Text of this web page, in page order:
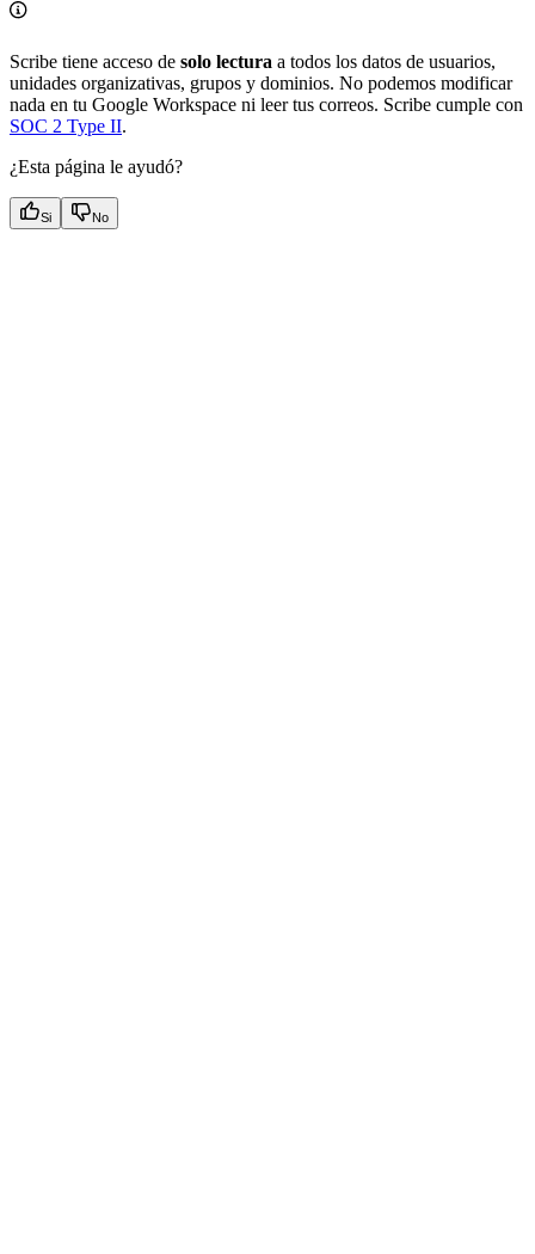
Scribe tiene acceso de solo lectura a todos los datos de usuarios,
unidades organizativas, grupos y dominios. No podemos modificar
nada en tu Google Workspace ni leer tus correos. Scribe cumple con
SOC 2 Type II.
¿Esta página le ayudó?
Si No